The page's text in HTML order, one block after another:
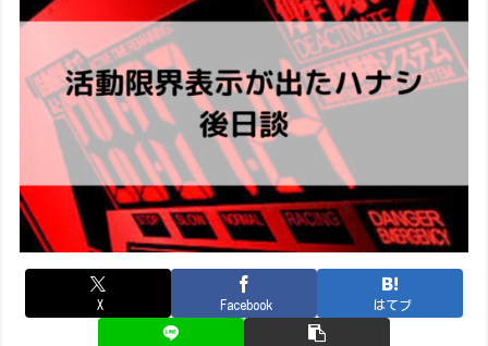
X Facebook はてブ